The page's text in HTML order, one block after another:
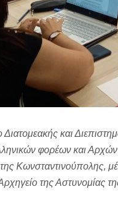
Διατομεακής και
φορέων και
Κωνσταντινούπολης,
της Αστυνομίας